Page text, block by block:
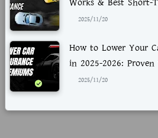
2025/11/20
How to Lower Your
in 2025-2026:
2025/11/20